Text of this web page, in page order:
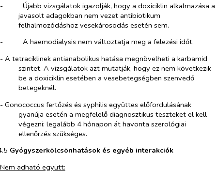
-​
Újabb vizsgálatok igazolják, hogy a doxiciklin alkalmazása a
javasolt adagokban nem vezet antibiotikum
felhalmozódáshoz vesekárosodás esetén sem.
-​
A haemodialysis nem változtatja meg a felezési időt.
- A tetraciklinek antianabolikus hatása megnövelheti a karbamid
szintet. A vizsgálatok azt mutatják, hogy ez nem következik
be a doxiciklin esetében a vesebetegségben szenvedő
betegeknél.
- Gonococcus fertőzés és syphilis együttes előfordulásának
gyanúja esetén a megfelelő diagnosztikus teszteket el kell
végezni: legalább 4 hónapon át havonta szerológiai
ellenőrzés szükséges.
Gyógyszerkölcsönhatások és egyéb interakciók
Nem adható együtt: